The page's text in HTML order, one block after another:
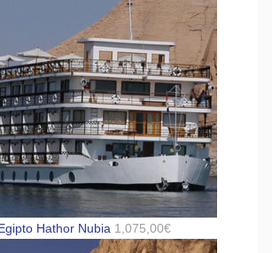
Hathor Nubia 1,075,00€